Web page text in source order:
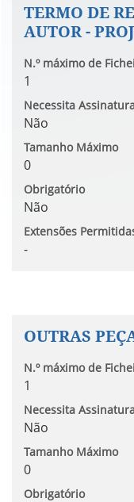
TERMO DE
AUTOR -
N.º máximo de
1
Necessita
Não
Tamanho Máximo
0
Obrigatório
Não
Extensões
-
OUTRAS
N.º máximo de
1
Necessita
Não
Tamanho Máximo
0
Obrigatório